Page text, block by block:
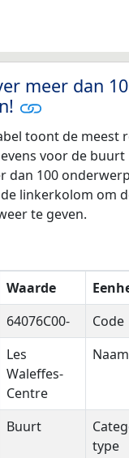
meer dan
toont de meest
voor de buurt
dan 100
linkerkolom om
te geven.
Waarde
64076C00- Code
Les
Waleffes-
Centre
Naam
Buurt
type